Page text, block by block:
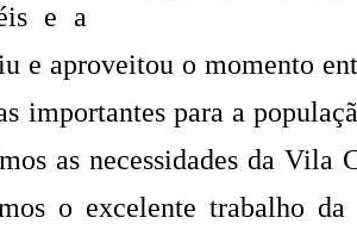
e a
e aproveitou o momento
importantes para a
as necessidades da Vila
o excelente trabalho da